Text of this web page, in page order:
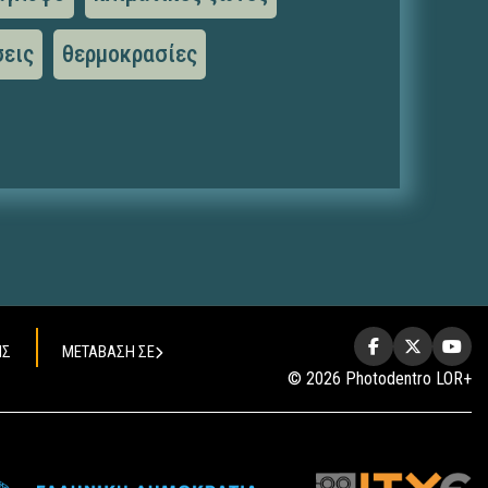
θερμοκρασίες
ΜΕΤΑΒΑΣΗ ΣΕ
© 2026 Photodentro LOR+